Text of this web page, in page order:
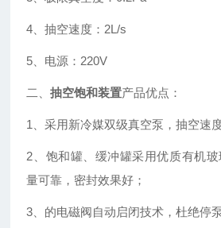
4、抽空速度：2L/s
5、电源：220V
二、抽空饱和装置产品优点：
1、采用新冷媒双级真空泵，抽空速
2、饱和罐、缓冲罐采用优质有机
量可靠，密封效果好；
3、的电磁阀自动启闭技术，杜绝停